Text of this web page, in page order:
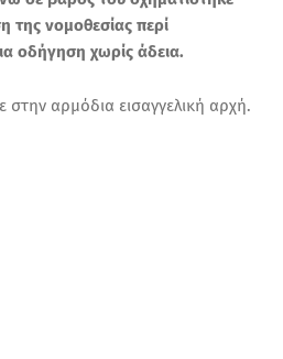
της νομοθεσίας περί
οδήγηση χωρίς άδεια.
αρμόδια εισαγγελική αρχή.